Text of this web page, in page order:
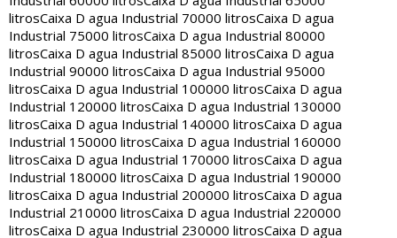
litrosCaixa D agua Industrial 70000 litrosCaixa D agua
Industrial 75000 litrosCaixa D agua Industrial 80000
litrosCaixa D agua Industrial 85000 litrosCaixa D agua
Industrial 90000 litrosCaixa D agua Industrial 95000
litrosCaixa D agua Industrial 100000 litrosCaixa D agua
Industrial 120000 litrosCaixa D agua Industrial 130000
litrosCaixa D agua Industrial 140000 litrosCaixa D agua
Industrial 150000 litrosCaixa D agua Industrial 160000
litrosCaixa D agua Industrial 170000 litrosCaixa D agua
Industrial 180000 litrosCaixa D agua Industrial 190000
litrosCaixa D agua Industrial 200000 litrosCaixa D agua
Industrial 210000 litrosCaixa D agua Industrial 220000
litrosCaixa D agua Industrial 230000 litrosCaixa D agua